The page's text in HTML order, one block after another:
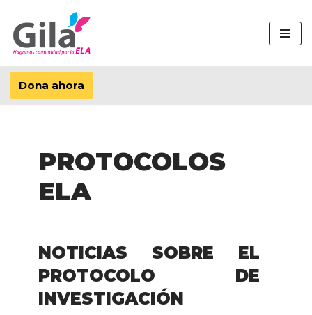
Saltar
al
contenido
Dona ahora
PROTOCOLOS
ELA
NOTICIAS SOBRE EL
PROTOCOLO DE
INVESTIGACIÓN